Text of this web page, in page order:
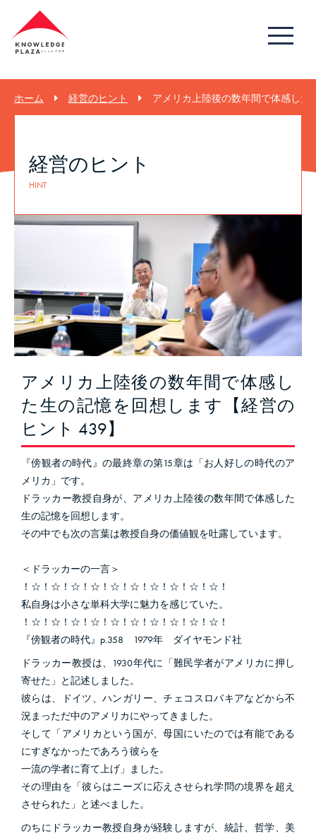
ホーム 経営のヒント アメリカ上陸後の数年間で体感し
経営のヒント
HINT
アメリカ上陸後の数年間で体感し
た生の記憶を回想します【経営の
ヒント 439】
『傍観者の時代』の最終章の第15章は「お人好しの時代のア
メリカ」です。
ドラッカー教授自身が、アメリカ上陸後の数年間で体感した
生の記憶を回想します。
その中でも次の言葉は教授自身の価値観を吐露しています。
＜ドラッカーの一言＞
！☆！☆！☆！☆！☆！☆！☆！☆！☆！☆！
私自身は小さな単科大学に魅力を感じていた。
！☆！☆！☆！☆！☆！☆！☆！☆！☆！☆！
『傍観者の時代』p.358 1979年 ダイヤモンド社
ドラッカー教授は、1930年代に「難民学者がアメリカに押し
寄せた」と記述しました。
彼らは、ドイツ、ハンガリー、チェコスロバキアなどから不
況まっただ中のアメリカにやってきました。
そして「アメリカという国が、母国にいたのでは有能である
にすぎなかったであろう彼らを
一流の学者に育て上げ」ました。
その理由を「彼らはニーズに応えさせられ学問の境界を超え
させられた」と述べました。
のちにドラッカー教授自身が経験しますが、統計、哲学、美